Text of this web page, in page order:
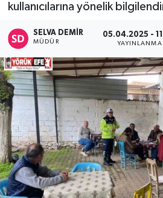
kullanıcılarına yönelik
SELVA DEMIR
MÜDÜR
05.04.2025 -
YAYINLANMA